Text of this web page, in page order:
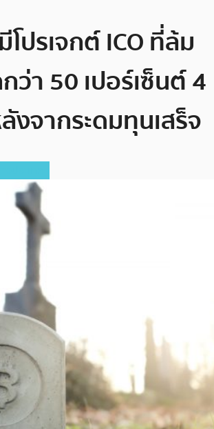
ปรเจกต์ ICO ที่ล้ม
ว่า 50 เปอร์เซ็นต์ 4
งจากระดมทุนเสร็จ